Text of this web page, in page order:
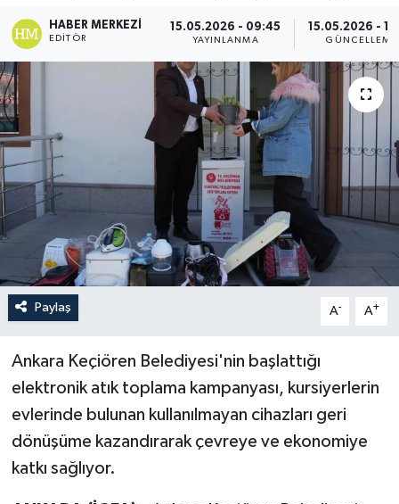
HABER MERKEZI
EDITÖR
15.05.2026 - 09:45
YAYINLANMA
15.05.2026 -
GÜNCELLEME
Paylaş A- A+
Ankara Keçiören Belediyesi'nin başlattığı
elektronik atık toplama kampanyası, kursiyerlerin
evlerinde bulunan kullanılmayan cihazları geri
dönüşüme kazandırarak çevreye ve ekonomiye
katkı sağlıyor.